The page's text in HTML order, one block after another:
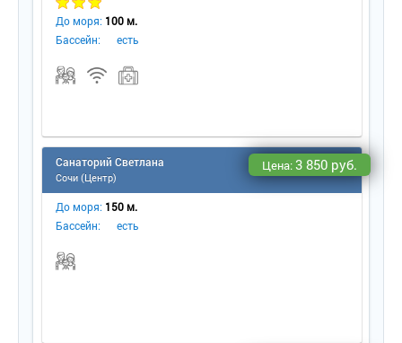
До моря: 100 м.
Бассейн:
есть
Санаторий Светлана
Сочи (Центр)
Цена:3 850 руб.
До моря: 150 м.
Бассейн:
есть